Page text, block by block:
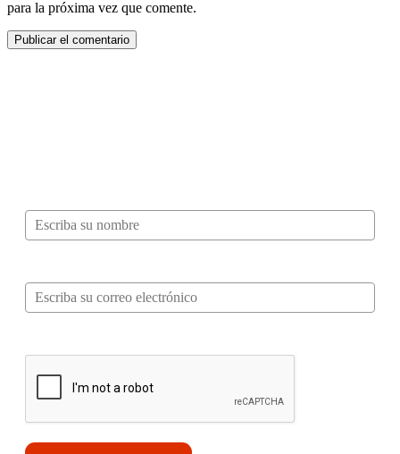
para la próxima vez que comente.